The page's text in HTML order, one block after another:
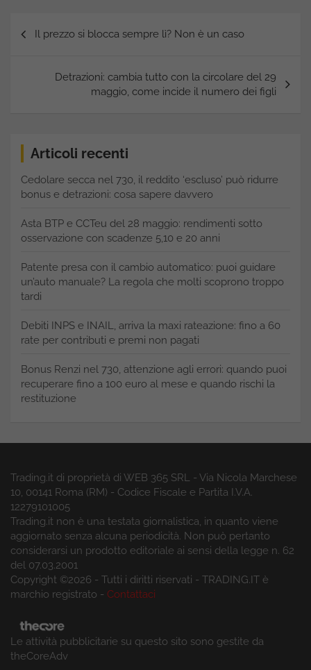
Navigazione
articoli
Il prezzo si blocca sempre lì? Non è un caso
Detrazioni: cambia tutto con la circolare del 29
maggio, come incide il numero dei figli
Articoli recenti
Cedolare secca nel 730, il reddito ‘escluso’ può ridurre
bonus e detrazioni: cosa sapere davvero
Asta BTP e CCTeu del 28 maggio: rendimenti sotto
osservazione con scadenze 5,10 e 20 anni
Patente presa con il cambio automatico: puoi guidare
un’auto manuale? La regola che molti scoprono troppo
tardi
Debiti INPS e INAIL, arriva la maxi rateazione: fino a 60
rate per contributi e premi non pagati
Bonus Renzi nel 730, attenzione agli errori: quando puoi
recuperare fino a 100 euro al mese e quando rischi la
restituzione
Trading.it di proprietà di WEB 365 SRL - Via Nicola Marchese
10, 00141 Roma (RM) - Codice Fiscale e Partita I.V.A.
12279101005
Trading.it non è una testata giornalistica, in quanto viene
aggiornato senza alcuna periodicità. Non può pertanto
considerarsi un prodotto editoriale ai sensi della legge n. 62
del 07.03.2001
Copyright ©2026 - Tutti i diritti riservati - TRADING.IT è
marchio registrato - Contattaci
Le attività pubblicitarie su questo sito sono gestite da
theCoreAdv